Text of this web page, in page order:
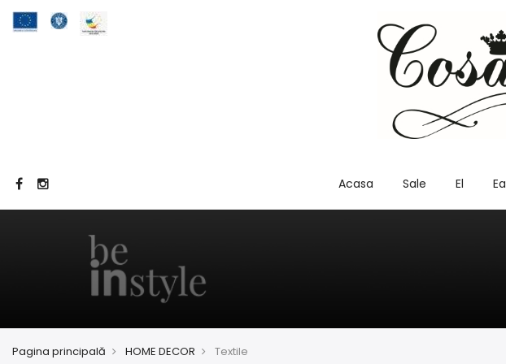
Acasa Sale El Ea
Pagina principală HOME DECOR Textile